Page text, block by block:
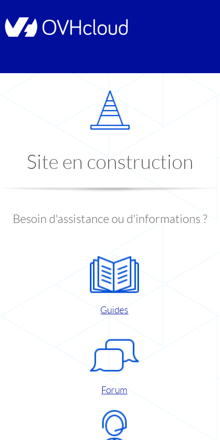
Site en construction
Besoin d'assistance ou d'informations ?
Guides
Forum